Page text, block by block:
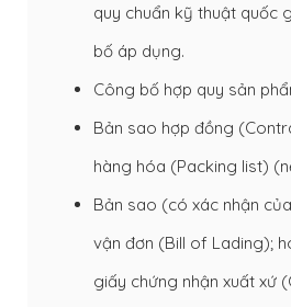
quy chuẩn kỹ thuật quốc
bố áp dụng.
Công bố hợp quy sản
Bản sao hợp đồng
hàng hóa (Packing list)
Bản sao (có xác nhận
vận đơn (Bill of Lading);
giấy chứng nhận xuất xứ